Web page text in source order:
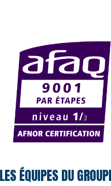
LES ÉQUIPES DU